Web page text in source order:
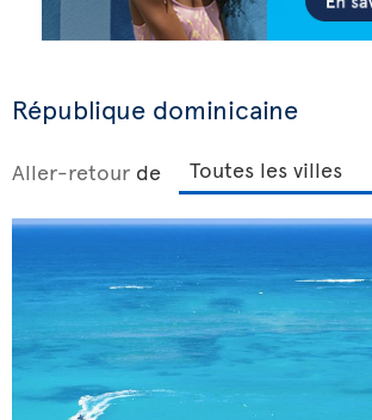
République dominicaine
Aller-retour de